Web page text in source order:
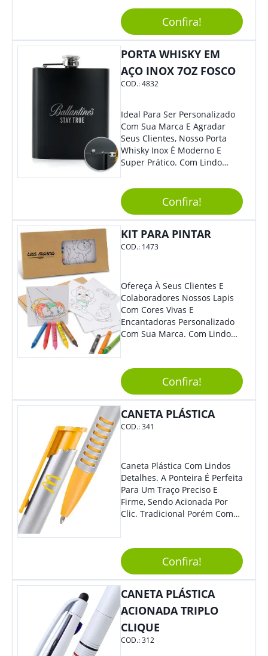
Tradicional Porém Com
Design Minimalista Que Faz
Toda Diferença.
Confira!
PORTA WHISKY EM
AÇO INOX 7OZ FOSCO
COD.:4832
Ideal Para Ser Personalizado
Com Sua Marca E Agradar
Seus Clientes, Nosso Porta
Whisky Inox É Moderno E
Super Prático. Com Lindo
Grande Diferencial Em
Eventos E Feiras Corporativas.
Confira!
KIT PARA PINTAR
COD.: 1473
Ofereça À Seus Clientes E
Colaboradores Nossos Lapis
Com Cores Vivas E
Encantadoras Personalizado
Com Sua Marca. Com Lindo
Perfeito, Não É?!
Confira!
CANETA PLÁSTICA
COD.:341
Caneta Plástica Com Lindos
Detalhes. A Ponteira É Perfeita
Para Um Traço Preciso E
Firme, Sendo Acionada Por
Clic. Tradicional Porém Com
Confira!
CANETA PLÁSTICA
ACIONADA TRIPLO
CLIQUE
COD.:312